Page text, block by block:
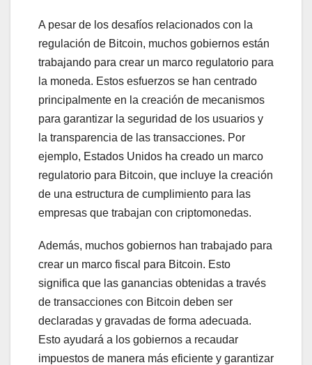
A pesar de los desafíos relacionados con la
regulación de Bitcoin, muchos gobiernos están
trabajando para crear un marco regulatorio para
la moneda. Estos esfuerzos se han centrado
principalmente en la creación de mecanismos
para garantizar la seguridad de los usuarios y
la transparencia de las transacciones. Por
ejemplo, Estados Unidos ha creado un marco
regulatorio para Bitcoin, que incluye la creación
de una estructura de cumplimiento para las
empresas que trabajan con criptomonedas.
Además, muchos gobiernos han trabajado para
crear un marco fiscal para Bitcoin. Esto
significa que las ganancias obtenidas a través
de transacciones con Bitcoin deben ser
declaradas y gravadas de forma adecuada.
Esto ayudará a los gobiernos a recaudar
impuestos de manera más eficiente y garantizar